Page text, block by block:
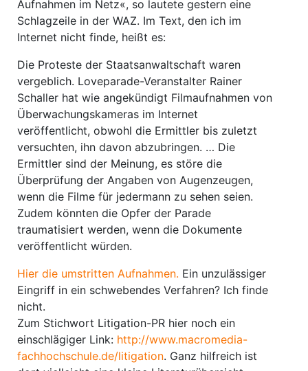
Aufnahmen im Netz«, so lautete gestern eine
Schlagzeile in der WAZ. Im Text, den ich im
Internet nicht finde, heißt es:
Die Proteste der Staatsanwaltschaft waren
vergeblich. Loveparade-Veranstalter Rainer
Schaller hat wie angekündigt Filmaufnahmen von
Überwachungskameras im Internet
veröffentlicht, obwohl die Ermittler bis zuletzt
versuchten, ihn davon abzubringen. … Die
Ermittler sind der Meinung, es störe die
Überprüfung der Angaben von Augenzeugen,
wenn die Filme für jedermann zu sehen seien.
Zudem könnten die Opfer der Parade
traumatisiert werden, wenn die Dokumente
veröffentlicht würden.
Hier die umstritten Aufnahmen. Ein unzulässiger
Eingriff in ein schwebendes Verfahren? Ich finde
nicht.
Zum Stichwort Litigation-PR hier noch ein
einschlägiger Link: http://www.macromedia-
fachhochschule.de/litigation. Ganz hilfreich ist